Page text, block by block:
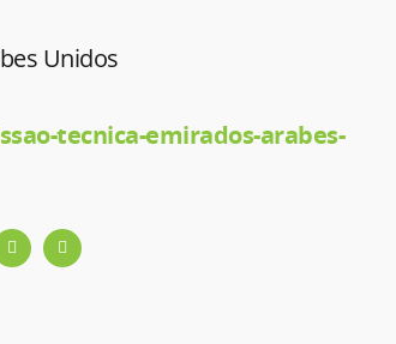
Unidos
tecnica-emirados-arabes-